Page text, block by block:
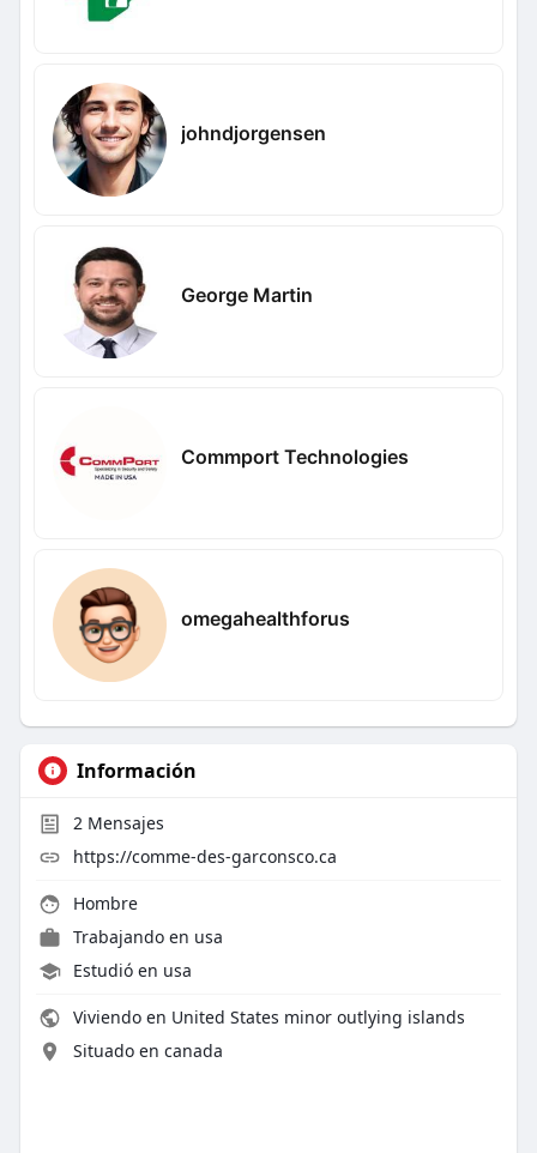
johndjorgensen
George Martin
Commport Technologies
omegahealthforus
Información
2Mensajes
https://comme-des-garconsco.ca
Hombre
Trabajando en usa
Estudió en usa
Viviendo en United States minor outlying islands
Situado en canada